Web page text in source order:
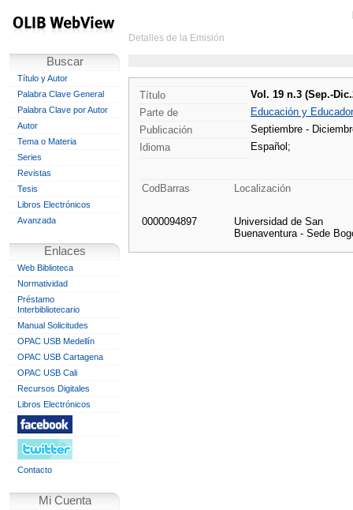
Buscar
Título y Autor
Palabra Clave General
Palabra Clave por Autor
Autor
Tema o Materia
Series
Revistas
Tesis
Libros Electrónicos
Avanzada
Enlaces
Web Biblioteca
Normatividad
Préstamo
Interbibliotecario
Manual Solicitudes
OPAC USB Medellín
OPAC USB Cartagena
OPAC USB Cali
Recursos Digitales
Libros Electrónicos
Contacto
Mi Cuenta
Detalles de la Emisión
Título
Vol. 19 n.3 (Sep.-
Parte de
Educación y
Publicación
Septiembre -
Idioma
Español;
CodBarras Localización
0000094897
Universidad de San
Buenaventura - Sede